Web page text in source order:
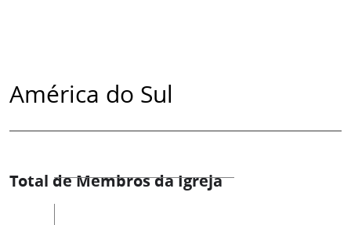
América do Sul
Total de Membros da Igreja